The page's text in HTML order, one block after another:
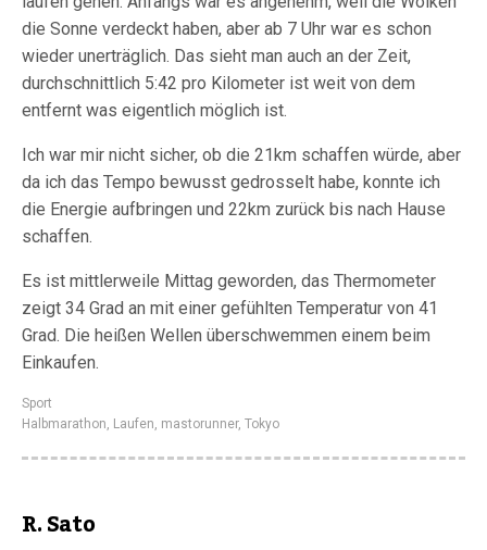
die Sonne verdeckt haben, aber ab 7 Uhr war es schon
wieder unerträglich. Das sieht man auch an der Zeit,
durchschnittlich 5:42 pro Kilometer ist weit von dem
entfernt was eigentlich möglich ist.
Ich war mir nicht sicher, ob die 21km schaffen würde, aber
da ich das Tempo bewusst gedrosselt habe, konnte ich
die Energie aufbringen und 22km zurück bis nach Hause
schaffen.
Es ist mittlerweile Mittag geworden, das Thermometer
zeigt 34 Grad an mit einer gefühlten Temperatur von 41
Grad. Die heißen Wellen überschwemmen einem beim
Einkaufen.
Sport
Halbmarathon, Laufen, mastorunner, Tokyo
R. Sato